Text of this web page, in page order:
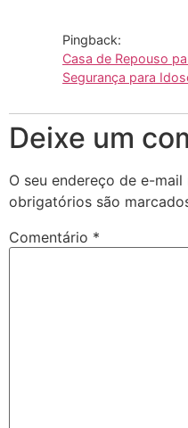
Pingback:
Casa de Repouso
Segurança para
Deixe um
O seu endereço de e-
obrigatórios são
Comentário *